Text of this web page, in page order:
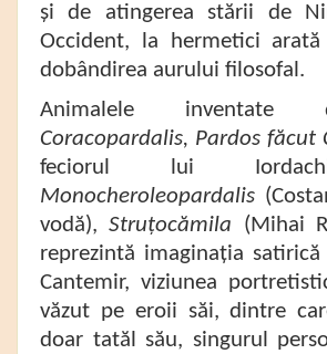
și de atingerea stării de
Occident, la hermetici
dobândirea aurului filosofal.
Animalele inventate
Coracopardalis, Pardos făcut
feciorul lui
Monocheroleopardalis
vodă),Struțocămila (Mihai
reprezintă imaginația
Cantemir, viziunea
văzut pe eroii săi, dintre
doar tatăl său, singurul